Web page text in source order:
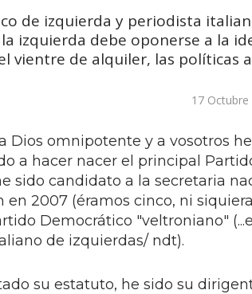
de izquierda y periodista
izquierda debe oponerse a la
vientre de alquiler, las políticas
17
Dios omnipotente y a vosotros
a hacer nacer el principal
sido candidato a la secretaria
en 2007 (éramos cinco, ni
Democrático "veltroniano"
de izquierdas/ ndt).
su estatuto, he sido su